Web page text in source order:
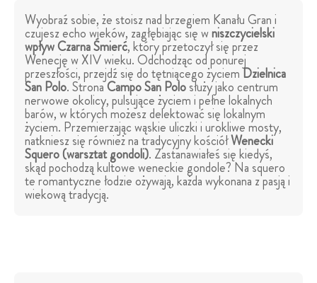
Wyobraź sobie, że stoisz nad brzegiem Kanału Gran i
czujesz echo wieków, zagłębiając się wniszczycielski
wpływCzarna Śmierć, który przetoczył się przez
Wenecję w XIV wieku. Odchodząc od ponurej
przeszłości, przejdź się do tętniącego życiemDzielnica
San Polo. StronaCampo San Polosłuży jako centrum
nerwowe okolicy, pulsujące życiem i pełne lokalnych
barów, w których możesz delektować się lokalnym
życiem. Przemierzając wąskie uliczki i urokliwe mosty,
natkniesz się również na tradycyjny kościółWenecki
Squero (warsztat gondoli). Zastanawiałeś się kiedyś,
skąd pochodzą kultowe weneckie gondole? Na squero
te romantyczne łodzie ożywają, każda wykonana z pasją i
wiekową tradycją.